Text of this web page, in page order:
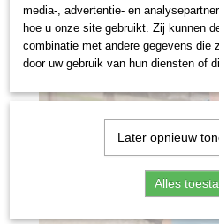
media-, advertentie- en
hoe u onze site gebruikt. Zij kunnen
combinatie met andere gegevens die
door uw gebruik van hun diensten of
Later opnieuw
Alles